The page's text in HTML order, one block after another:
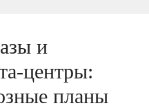
и
центры:
планы